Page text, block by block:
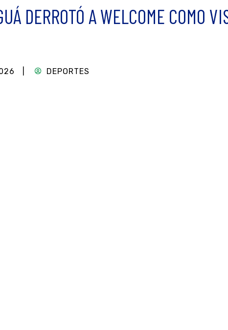
DERROTÓ A WELCOME COMO
| DEPORTES